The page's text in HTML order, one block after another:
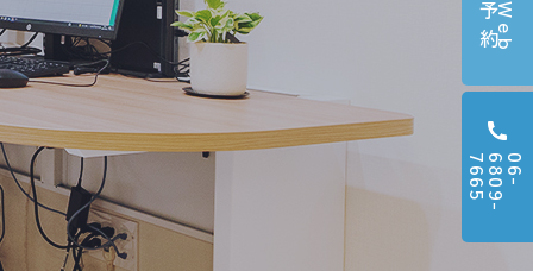
0
6
-
6
8
0
9
-
7
6
6
5
W
e
b
予
約